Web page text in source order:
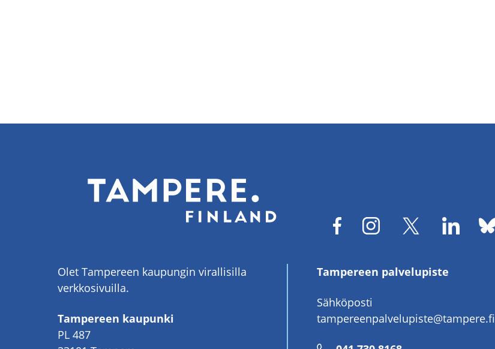
Olet Tampereen kaupungin virallisilla
verkkosivuilla.
Tampereen kaupunki
PL 487
Tampereen palvelupiste
Sähköposti
tampereenpalvelupiste@tampere.fi